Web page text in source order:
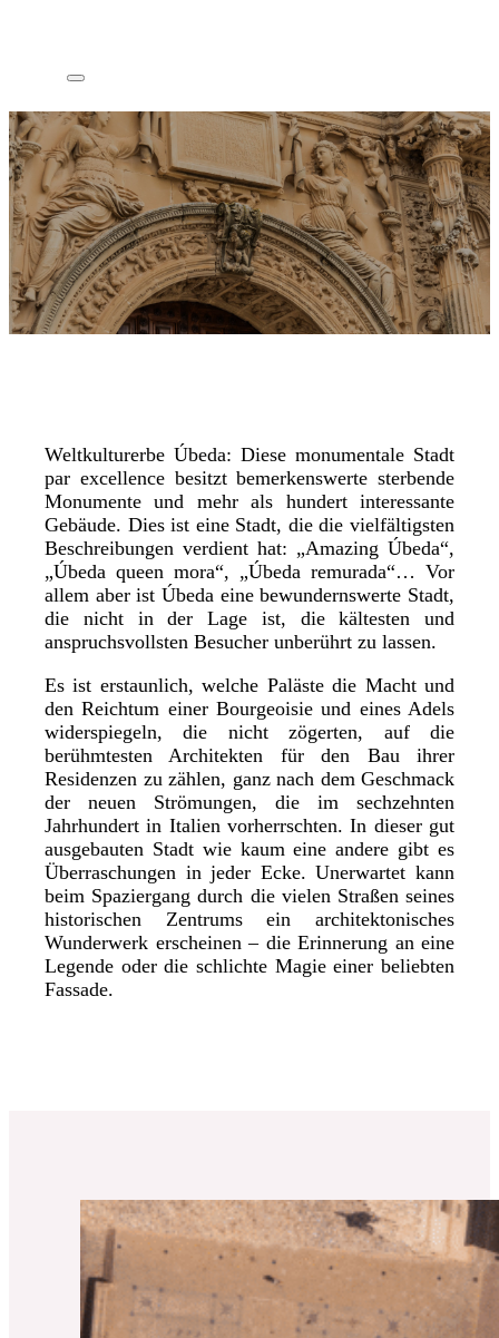
Weltkulturerbe Úbeda: Diese monumentale Stadt
par excellence besitzt bemerkenswerte sterbende
Monumente und mehr als hundert interessante
Gebäude. Dies ist eine Stadt, die die vielfältigsten
Beschreibungen verdient hat: „Amazing Úbeda“,
„Úbeda queen mora“, „Úbeda remurada“… Vor
allem aber ist Úbeda eine bewundernswerte Stadt,
die nicht in der Lage ist, die kältesten und
anspruchsvollsten Besucher unberührt zu lassen.
Es ist erstaunlich, welche Paläste die Macht und
den Reichtum einer Bourgeoisie und eines Adels
widerspiegeln, die nicht zögerten, auf die
berühmtesten Architekten für den Bau ihrer
Residenzen zu zählen, ganz nach dem Geschmack
der neuen Strömungen, die im sechzehnten
Jahrhundert in Italien vorherrschten. In dieser gut
ausgebauten Stadt wie kaum eine andere gibt es
Überraschungen in jeder Ecke. Unerwartet kann
beim Spaziergang durch die vielen Straßen seines
historischen Zentrums ein architektonisches
Wunderwerk erscheinen – die Erinnerung an eine
Legende oder die schlichte Magie einer beliebten
Fassade.